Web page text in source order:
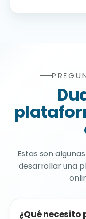
Estas son
desarrollar una
¿Qué necesito